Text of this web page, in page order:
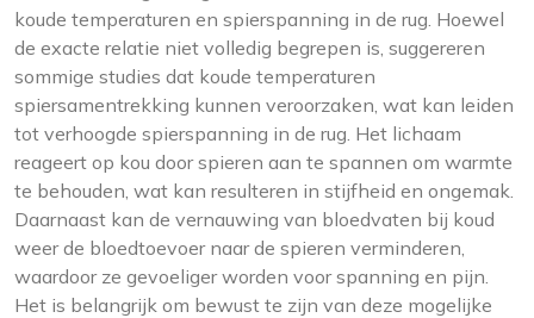
koude temperaturen en spierspanning in de rug. Hoewel
de exacte relatie niet volledig begrepen is, suggereren
sommige studies dat koude temperaturen
spiersamentrekking kunnen veroorzaken, wat kan leiden
tot verhoogde spierspanning in de rug. Het lichaam
reageert op kou door spieren aan te spannen om warmte
te behouden, wat kan resulteren in stijfheid en ongemak.
Daarnaast kan de vernauwing van bloedvaten bij koud
weer de bloedtoevoer naar de spieren verminderen,
waardoor ze gevoeliger worden voor spanning en pijn.
Het is belangrijk om bewust te zijn van deze mogelijke